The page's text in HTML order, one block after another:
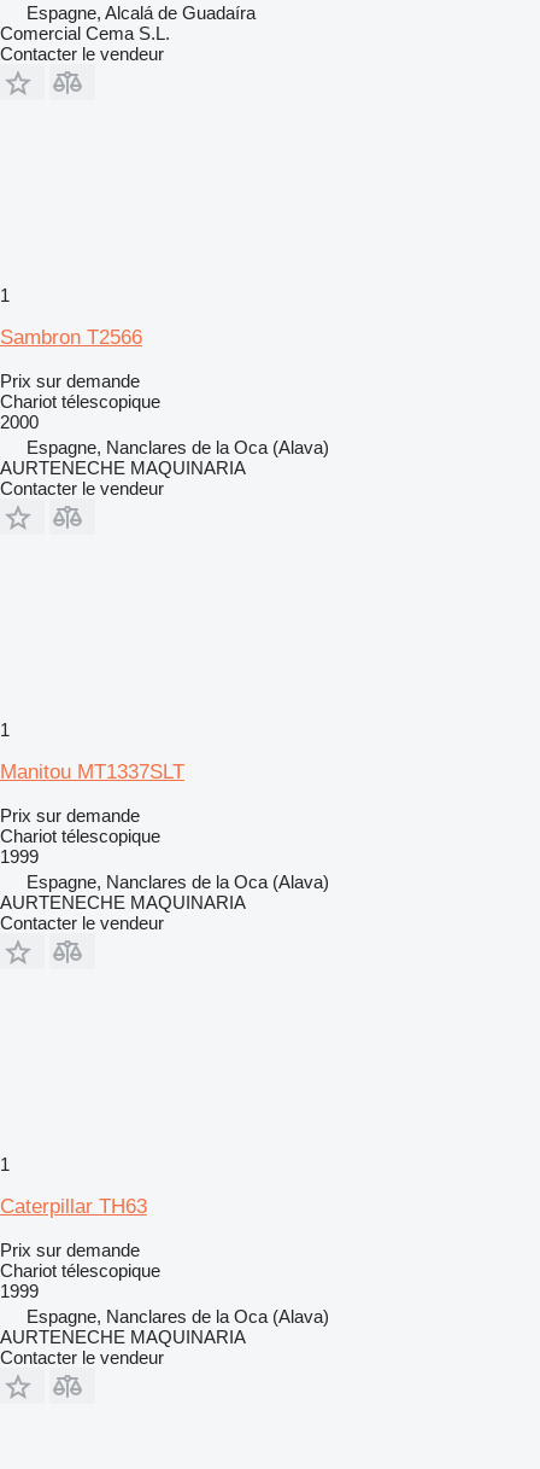
Espagne, Alcalá de Guadaíra
Comercial Cema S.L.
Contacter le vendeur
1
Sambron T2566
Prix sur demande
Chariot télescopique
2000
Espagne, Nanclares de la Oca (Alava)
AURTENECHE MAQUINARIA
Contacter le vendeur
1
Manitou MT1337SLT
Prix sur demande
Chariot télescopique
1999
Espagne, Nanclares de la Oca (Alava)
AURTENECHE MAQUINARIA
Contacter le vendeur
1
Caterpillar TH63
Prix sur demande
Chariot télescopique
1999
Espagne, Nanclares de la Oca (Alava)
AURTENECHE MAQUINARIA
Contacter le vendeur